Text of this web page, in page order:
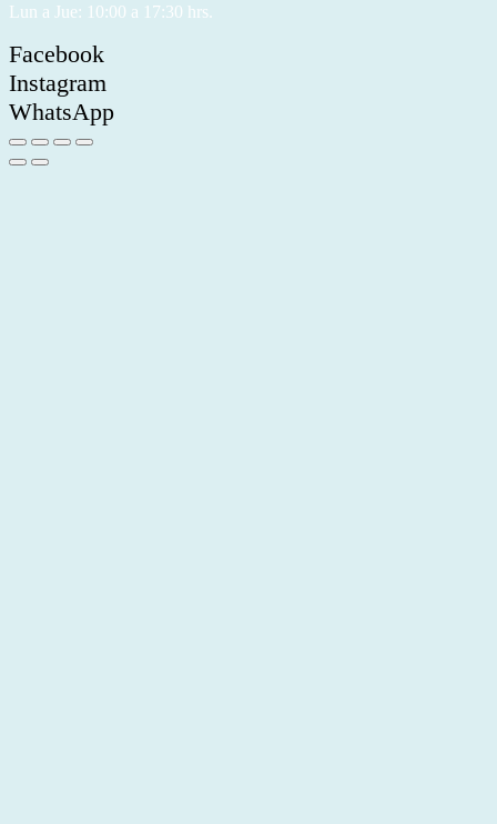
Lun a Jue: 10:00 a 17:30 hrs.
Facebook
Instagram
WhatsApp